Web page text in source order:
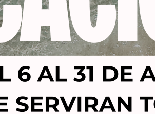
Productos relacionados